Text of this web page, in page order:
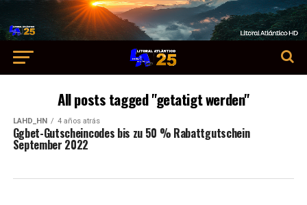
All posts tagged "getatigt werden"
LAHD_HN 4 años atrás
Ggbet-Gutscheincodes bis zu 50 % Rabattgutschein
September 2022